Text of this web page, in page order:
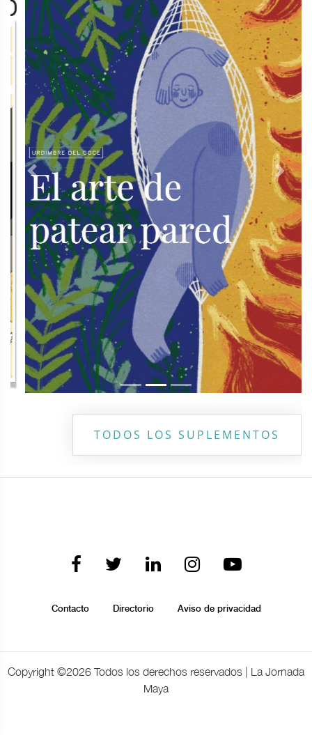
Previous Next
TODOS LOS SUPLEMENTOS
Contacto Directorio Aviso de privacidad
Copyright ©2026 Todos los derechos reservados | La Jornada
Maya